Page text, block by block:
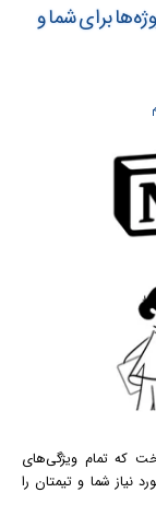
برای شما و
که تمام ویژگی‌های
نیاز شما و تیمتان را